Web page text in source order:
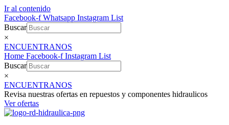
Ir al contenido
Facebook-f Whatsapp Instagram List
Buscar
×
ENCUENTRANOS
Home Facebook-f Instagram List
Buscar
×
ENCUENTRANOS
Revisa nuestras ofertas en repuestos y componentes hidraulicos
Ver ofertas